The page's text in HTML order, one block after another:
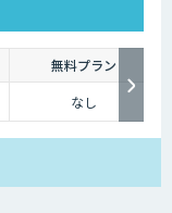
無料プラン
なし